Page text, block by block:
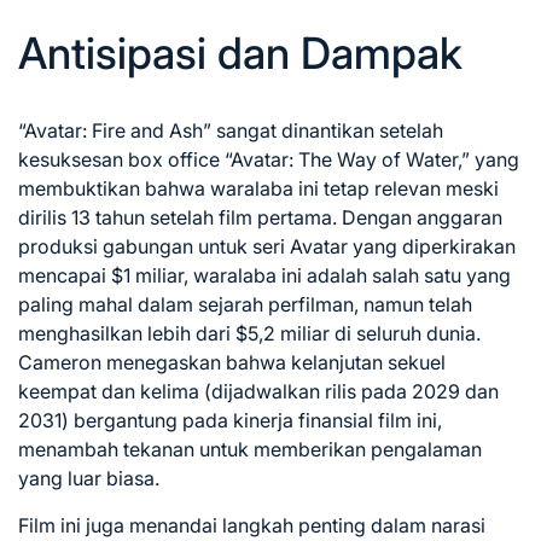
Antisipasi dan Dampak
“Avatar: Fire and Ash” sangat dinantikan setelah
kesuksesan box office “Avatar: The Way of Water,” yang
membuktikan bahwa waralaba ini tetap relevan meski
dirilis 13 tahun setelah film pertama. Dengan anggaran
produksi gabungan untuk seri Avatar yang diperkirakan
mencapai $1 miliar, waralaba ini adalah salah satu yang
paling mahal dalam sejarah perfilman, namun telah
menghasilkan lebih dari $5,2 miliar di seluruh dunia.
Cameron menegaskan bahwa kelanjutan sekuel
keempat dan kelima (dijadwalkan rilis pada 2029 dan
2031) bergantung pada kinerja finansial film ini,
menambah tekanan untuk memberikan pengalaman
yang luar biasa.
Film ini juga menandai langkah penting dalam narasi